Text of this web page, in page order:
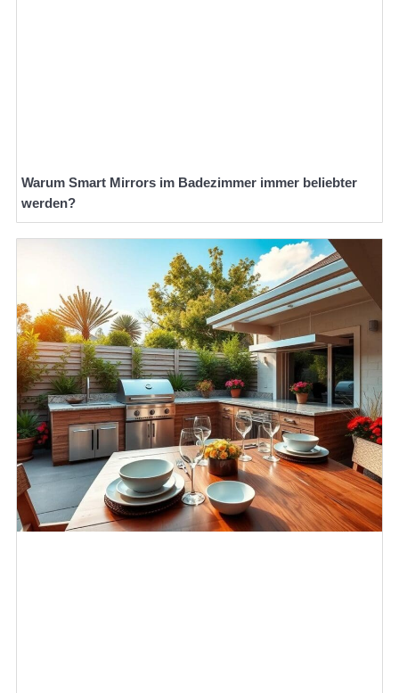
Warum Smart Mirrors im Badezimmer immer beliebter
werden?